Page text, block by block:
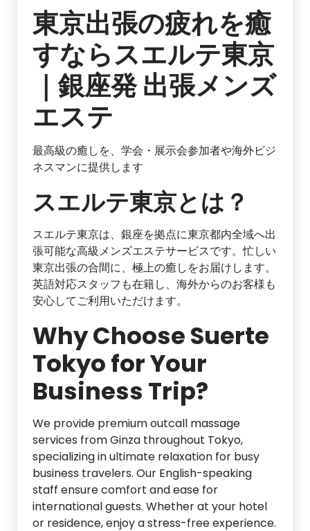
東京出張の疲れを癒
すならスエルテ東京
｜銀座発 出張メンズ
エステ
最高級の癒しを、学会・展示会参加者や海外ビジ
ネスマンに提供します
スエルテ東京とは？
スエルテ東京は、銀座を拠点に東京都内全域へ出
張可能な高級メンズエステサービスです。忙しい
東京出張の合間に、極上の癒しをお届けします。
英語対応スタッフも在籍し、海外からのお客様も
安心してご利用いただけます。
Why Choose Suerte
Tokyo for Your
Business Trip?
We provide premium outcall massage
services from Ginza throughout Tokyo,
specializing in ultimate relaxation for busy
business travelers. Our English-speaking
staff ensure comfort and ease for
international guests. Whether at your hotel
or residence, enjoy a stress-free experience.